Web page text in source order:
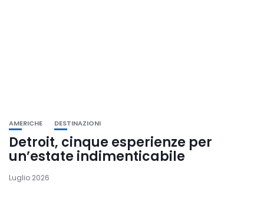
AMERICHE DESTINAZIONI
Detroit, cinque esperienze per
un’estate indimenticabile
Luglio 2026